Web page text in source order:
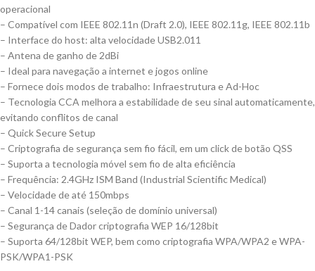
operacional
– Compatível com IEEE 802.11n (Draft 2.0), IEEE 802.11g, IEEE 802.11b
– Interface do host: alta velocidade USB2.011
– Antena de ganho de 2dBi
– Ideal para navegação a internet e jogos online
– Fornece dois modos de trabalho: Infraestrutura e Ad-Hoc
– Tecnologia CCA melhora a estabilidade de seu sinal automaticamente,
evitando conflitos de canal
– Quick Secure Setup
– Criptografia de segurança sem fio fácil, em um click de botão QSS
– Suporta a tecnologia móvel sem fio de alta eficiência
– Frequência: 2.4GHz ISM Band (Industrial Scientific Medical)
– Velocidade de até 150mbps
– Canal 1-14 canais (seleção de domínio universal)
– Segurança de Dador criptografia WEP 16/128bit
– Suporta 64/128bit WEP, bem como criptografia WPA/WPA2 e WPA-
PSK/WPA1-PSK